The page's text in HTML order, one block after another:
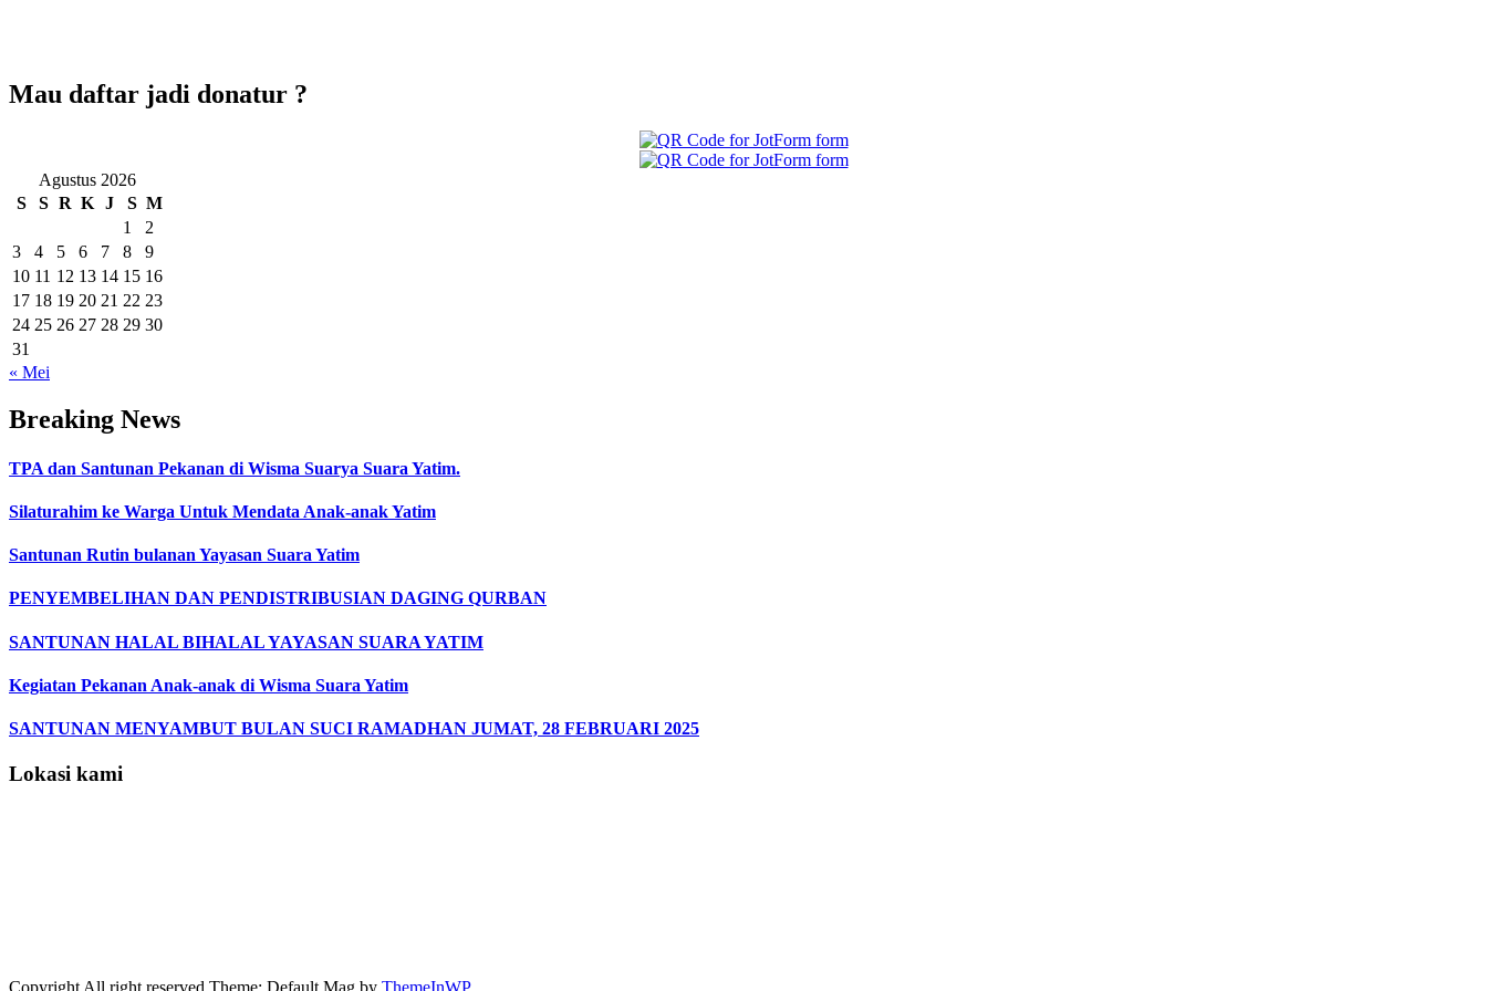
Mau daftar jadi donatur ?
Agustus 2026
S
S R K J S M
1
2
3
4 5 6 7 8
9
10 11 12 13 14 15 16
17 18 19 20 21 22 23
24 25 26 27 28 29 30
31
« Mei
Breaking News
TPA dan Santunan Pekanan di Wisma Suarya Suara Yatim.
Silaturahim ke Warga Untuk Mendata Anak-anak Yatim
Santunan Rutin bulanan Yayasan Suara Yatim
PENYEMBELIHAN DAN PENDISTRIBUSIAN DAGING QURBAN
SANTUNAN HALAL BIHALAL YAYASAN SUARA YATIM
Kegiatan Pekanan Anak-anak di Wisma Suara Yatim
SANTUNAN MENYAMBUT BULAN SUCI RAMADHAN JUMAT, 28 FEBRUARI 2025
Lokasi kami